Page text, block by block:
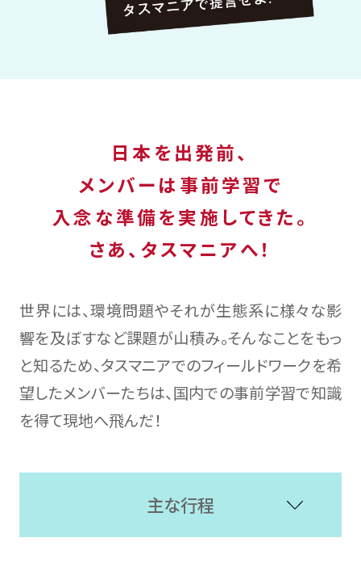
日本を出発前、
メンバーは事前学習で
入念な準備を実施してきた。
さあ、タスマニアへ！
世界には、環境問題やそれが生態系に様々な影
響を及ぼすなど課題が山積み。そんなことをもっ
と知るため、タスマニアでのフィールドワークを希
望したメンバーたちは、国内での事前学習で知識
を得て現地へ飛んだ！
主な行程